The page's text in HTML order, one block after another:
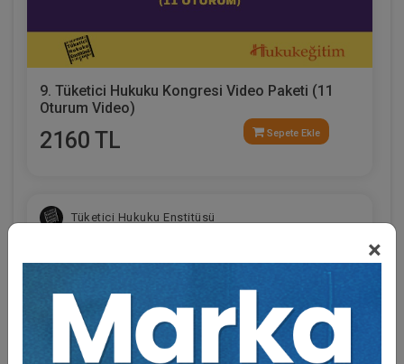
×
9. Tüketici Hukuku Kongresi Video Paketi (11
Oturum Video)
2160 TL Sepete Ekle
Tüketici Hukuku Enstitüsü
Eğitmen Hakkında